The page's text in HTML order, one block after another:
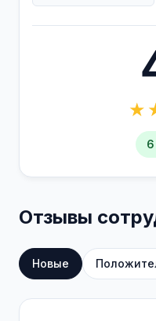
Отзывы
Новые